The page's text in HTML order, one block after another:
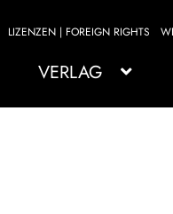
LIZENZEN | FOREIGN RIGHTS
VERLAG